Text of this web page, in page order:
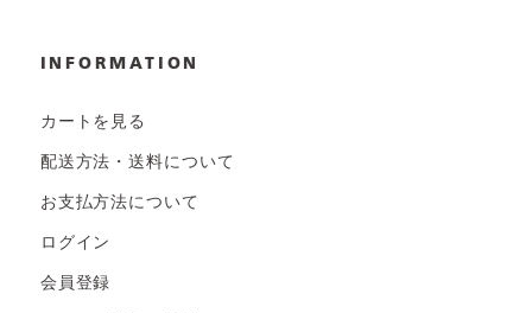
INFORMATION
カートを見る
配送方法・送料について
お支払方法について
ログイン
会員登録